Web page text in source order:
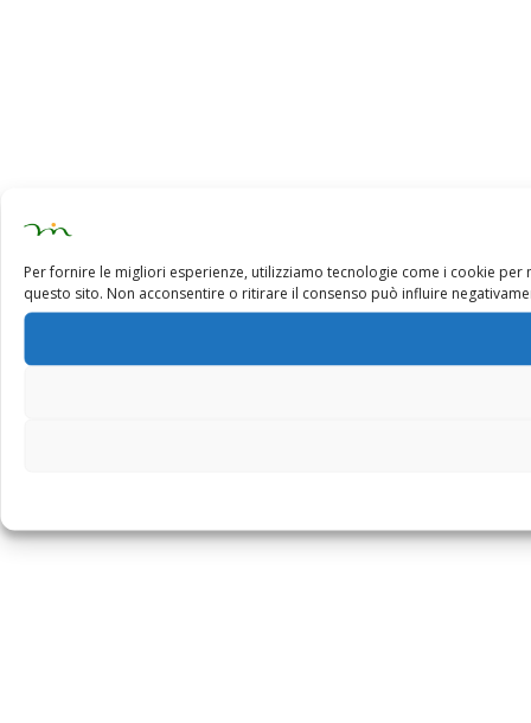
Per fornire le migliori esperienze, utilizziamo tecnologie come i cookie
questo sito. Non acconsentire o ritirare il consenso può influire